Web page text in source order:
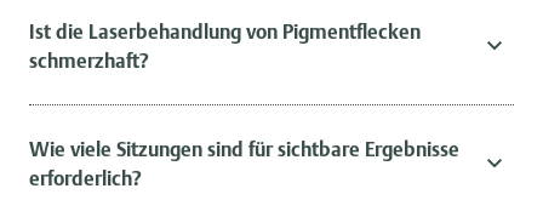
Ist die Laserbehandlung von Pigmentflecken
schmerzhaft?
Wie viele Sitzungen sind für sichtbare Ergebnisse
erforderlich?